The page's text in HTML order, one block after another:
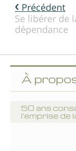
Précédent
Se libérer de
dépendance
À
50 ans
l’emprise de